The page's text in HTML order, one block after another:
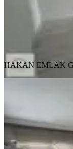
HAKAN EMLAK
HAKAN EMLAK